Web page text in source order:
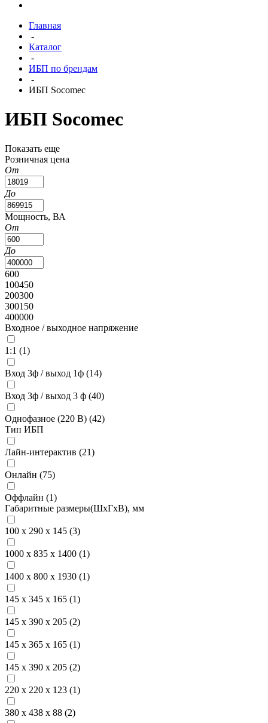
Главная
-
Каталог
-
ИБП по брендам
-
ИБП Socomec
ИБП Socomec
Показать еще
Розничная цена
От
До
Мощность, ВА
От
До
600
100450
200300
300150
400000
Входное / выходное напряжение
1:1 (1)
Вход 3ф / выход 1ф (14)
Вход 3ф / выход 3 ф (40)
Однофазное (220 В) (42)
Тип ИБП
Лайн-интерактив (21)
Онлайн (75)
Оффлайн (1)
Габаритные размеры(ШxГxВ), мм
100 х 290 х 145 (3)
1000 х 835 х 1400 (1)
1400 х 800 х 1930 (1)
145 x 345 x 165 (1)
145 x 390 x 205 (2)
145 х 365 х 165 (1)
145 х 390 х 205 (2)
220 х 220 х 123 (1)
380 х 438 х 88 (2)